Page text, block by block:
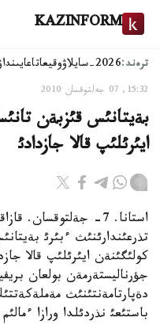
KAZINFORM
ترەند:2026-سايلاۋ وقيعا
15:32, 07 جەلتوقسان 2010
بةيتانئس قئزبةن
ايئرئلئپ قالا جازدادئ
استانا. 7- جةلتوقسان.
تذرعئندارئنئث ءبئرئ
كولئگئنةن ايئرئلئپ قالا
جؤرناليستةرمةن بولعان
دةپارتامةنتئنئث
باستئعئ نذردئلدا ورازا